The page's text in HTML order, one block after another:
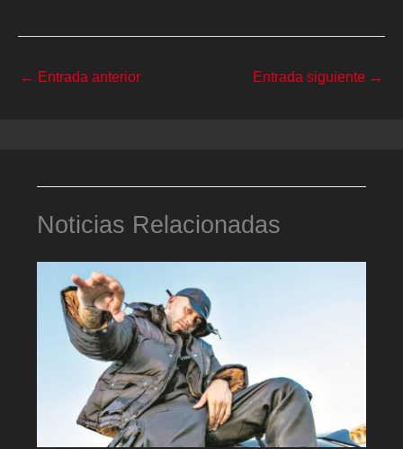
← Entrada anterior Entrada siguiente →
Noticias Relacionadas